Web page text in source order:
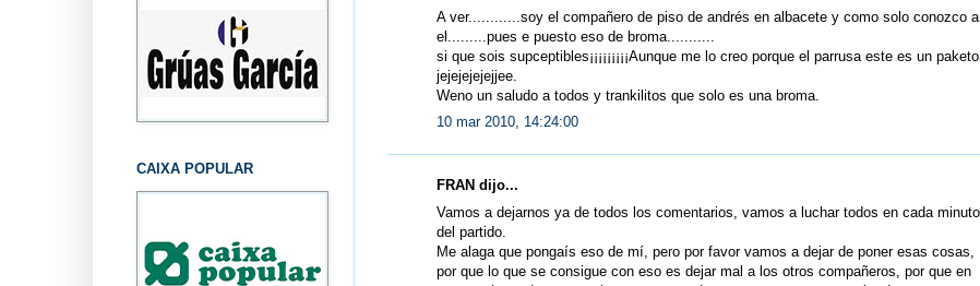
A ver............soy el compañero de piso de andrés en albacete y como solo conozco a
el.........pues e puesto eso de broma...........
si que sois supceptibles¡¡¡¡¡¡¡¡¡Aunque me lo creo porque el parrusa este es un
jejejejejejjee.
Weno un saludo a todos y trankilitos que solo es una broma.
10 mar 2010, 14:24:00
FRAN dijo...
Vamos a dejarnos ya de todos los comentarios, vamos a luchar todos en cada minuto
del partido.
Me alaga que pongaís eso de mí, pero por favor vamos a dejar de poner esas cosas,
por que lo que se consigue con eso es dejar mal a los otros compañeros, por que en
CAIXA POPULAR